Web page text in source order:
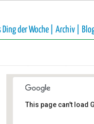
Ding der Woche | Archiv |
This page can't load